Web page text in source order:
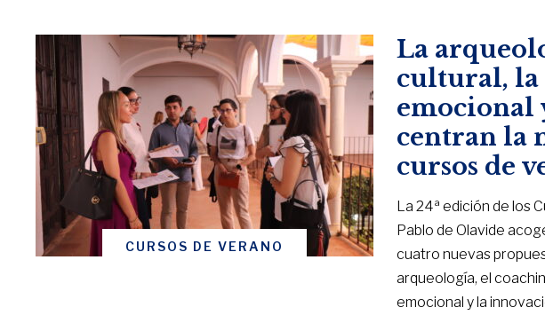
CURSOS DE VERANO
La
cultural, la
emocional
centran la
cursos de
La 24ª edición de los
Pablo de Olavide
cuatro nuevas
arqueología, el
emocional y la